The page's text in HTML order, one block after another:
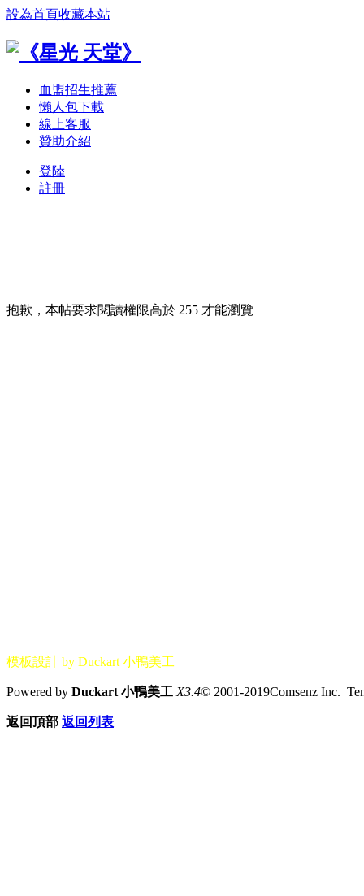
設為首頁收藏本站
血盟招生推薦
懶人包下載
線上客服
贊助介紹
登陸
註冊
抱歉，本帖要求閱讀權限高於 255 才能瀏覽
模板設計 by Duckart 小鴨美工
Powered by Duckart 小鴨美工 X3.4© 2001-2019Comsenz Inc.
返回頂部 返回列表